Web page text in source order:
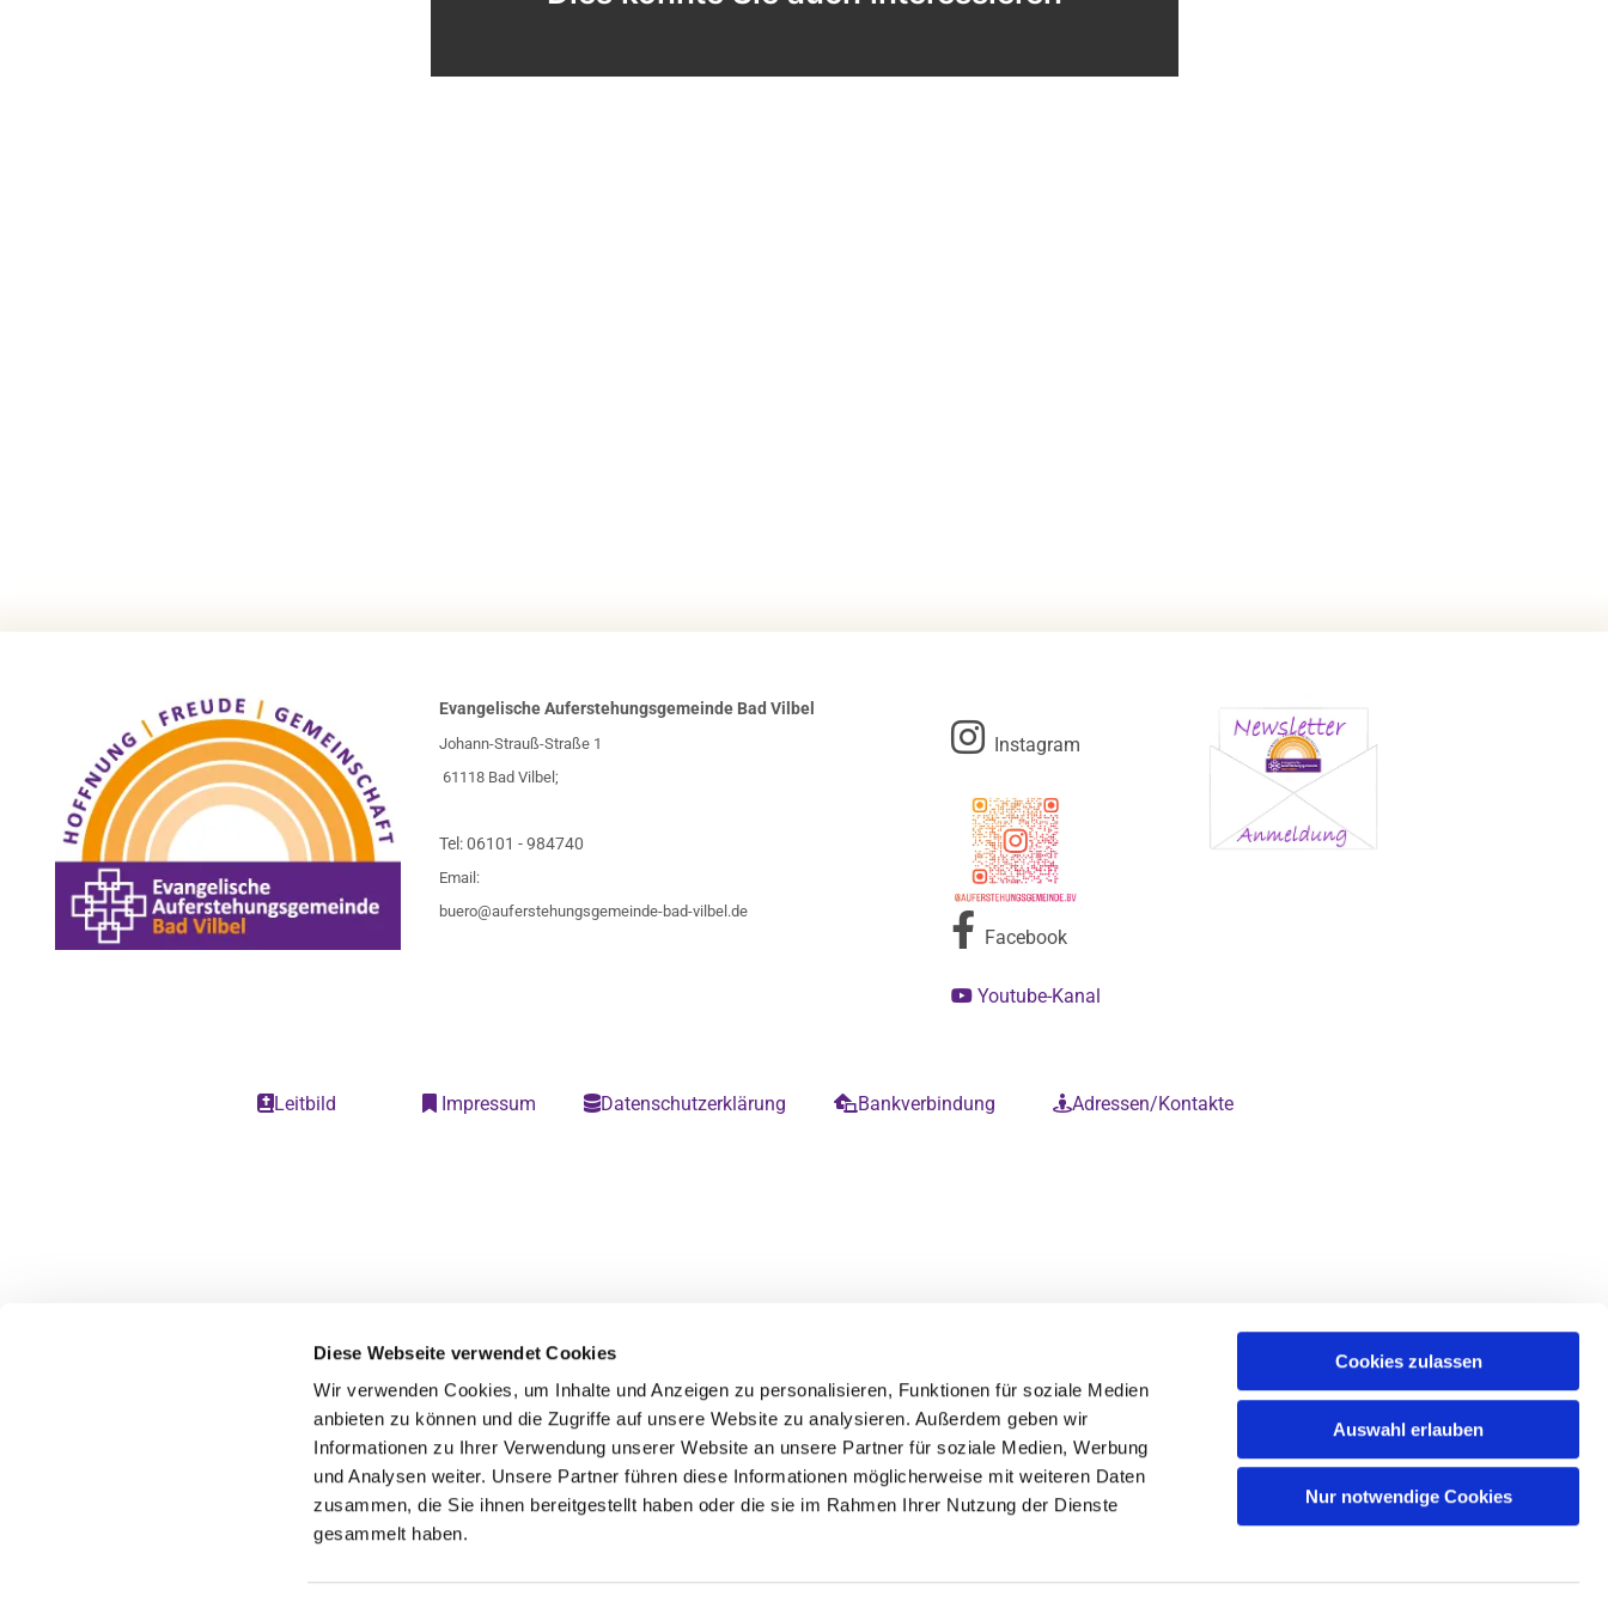
Diese Webseite verwendet Cookies
Wir verwenden Cookies, um Inhalte und Anzeigen zu personalisieren, Funktionen für soziale Medien
anbieten zu können und die Zugriffe auf unsere Website zu analysieren. Außerdem geben wir
Informationen zu Ihrer Verwendung unserer Website an unsere Partner für soziale Medien, Werbung
und Analysen weiter. Unsere Partner führen diese Informationen möglicherweise mit weiteren Daten
zusammen, die Sie ihnen bereitgestellt haben oder die sie im Rahmen Ihrer Nutzung der Dienste
gesammelt haben.
Cookies zulassen
Auswahl erlauben
Nur notwendige Cookies
Evangelische Auferstehungsgemeinde Bad Vilbel
Johann-Strauß-Straße 1
61118 Bad Vilbel;
Tel:06101 - 984740
Email:
buero@auferstehungsgemeinde-bad-vilbel.de
 Instagram
 Facebook
Youtube-Kanal
Leitbild  Impressum Datenschutzerklärung Bankverbindung Adressen/Kontakte